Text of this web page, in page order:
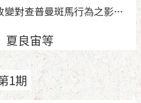
對查普曼斑馬行為之影響
夏良宙等
1期